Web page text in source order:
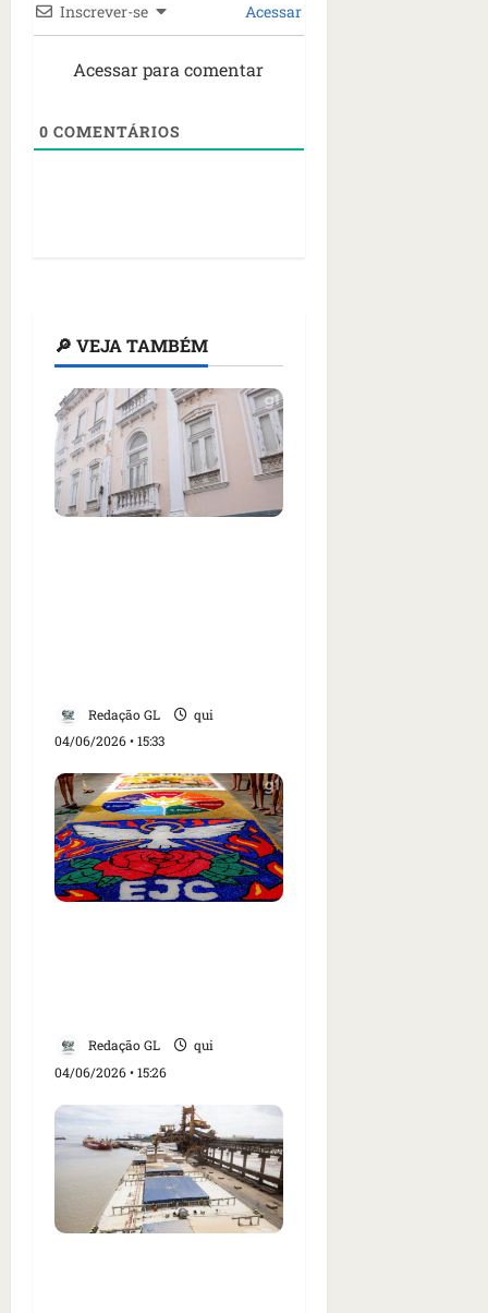
Inscrever-se Acessar
Acessar para comentar
0 COMENTÁRIOS
🔎 VEJA TAMBÉM
Redação GL
qui
04/06/2026 • 15:33
Redação GL
qui
04/06/2026 • 15:26